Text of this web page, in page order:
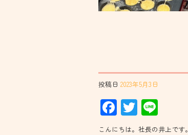
投稿日 2023年5月3日
Facebook
Twitter
こんにちは。社長の井上です。